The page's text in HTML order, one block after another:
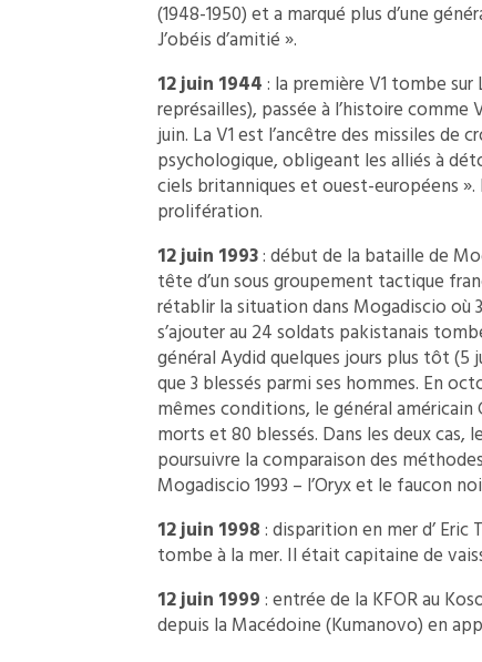
(1948-1950) et a marqué plus d’une
J’obéis d’amitié ».
12 juin 1944: la première V1 tombe
représailles), passée à l’histoire comme
juin. La V1 est l’ancêtre des missiles de
psychologique, obligeant les alliés à
ciels britanniques et ouest-européens
prolifération.
12 juin 1993: début de la bataille de
tête d’un sous groupement tactique
rétablir la situation dans Mogadiscio
s’ajouter au 24 soldats pakistanais
général Aydid quelques jours plus tôt (5
que 3 blessés parmi ses hommes. En
mêmes conditions, le général
morts et 80 blessés. Dans les deux
poursuivre la comparaison des
Mogadiscio 1993 – l’Oryx et le faucon
12 juin 1998: disparition en mer d’ Eric
tombe à la mer. Il était capitaine de
12 juin 1999: entrée de la KFOR au
depuis la Macédoine (Kumanovo) en